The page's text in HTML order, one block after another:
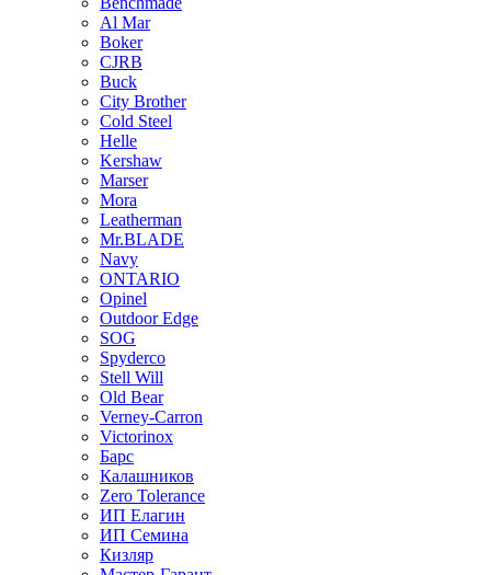
Al Mar
Boker
CJRB
Buck
City Brother
Cold Steel
Helle
Kershaw
Marser
Mora
Leatherman
Mr.BLADE
Navy
ONTARIO
Opinel
Outdoor Edge
SOG
Spyderco
Stell Will
Old Bear
Verney-Carron
Victorinox
Барс
Калашников
Zero Tolerance
ИП Елагин
ИП Семина
Кизляр